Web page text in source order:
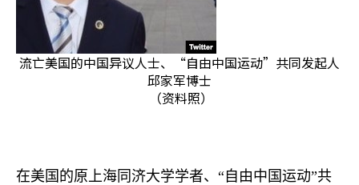
流亡美国的中国异议人士、“自由中国运动”共同发起人
邱家军博士
（资料照）
在美国的原上海同济大学学者、“自由中国运动”共